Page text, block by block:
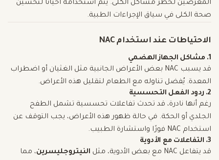
المعرضين لخطر مشاكل الكلى. يتم استخدامه أحيانًا لتحسين
صحة الكلى في سياق الإجراءات الطبية.
الاحتياطات عند استخدام NAC
1. مشاكل الجهاز الهضمي
قد يسبب NAC بعض الأعراض الجانبية مثل الغثيان أو اضطراب
المعدة. يُفضل تناوله مع الطعام لتقليل هذه الأعراض.
2. ردود الفعل التحسسية
رغم أنها نادرة، قد تحدث تفاعلات تحسسية تشمل الطفح
الجلدي أو الحكة. في حالة ظهور هذه الأعراض، يجب التوقف عن
استخدام NAC فورًا واستشارة الطبيب.
3. التفاعلات مع الأدوية
قد يتفاعل NAC مع بعض الأدوية، مثل
النيتروجليسرين، مما